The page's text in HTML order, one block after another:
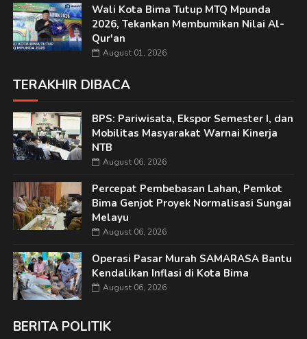
Wali Kota Bima Tutup MTQ Mpunda
2026, Tekankan Membumikan Nilai Al-
Qur'an
August 01, 2026
TERAKHIR DIBACA
BPS: Pariwisata, Ekspor Semester I, dan
Mobilitas Masyarakat Warnai Kinerja
NTB
August 06, 2026
Percepat Pembebasan Lahan, Pemkot
Bima Genjot Proyek Normalisasi Sungai
Melayu
August 06, 2026
Operasi Pasar Murah SAMARASA Bantu
Kendalikan Inflasi di Kota Bima
August 06, 2026
BERITA POLITIK